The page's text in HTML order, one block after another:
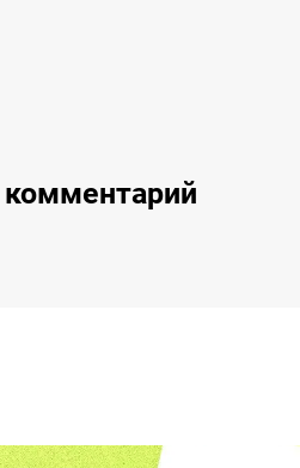
комментарий
квизов